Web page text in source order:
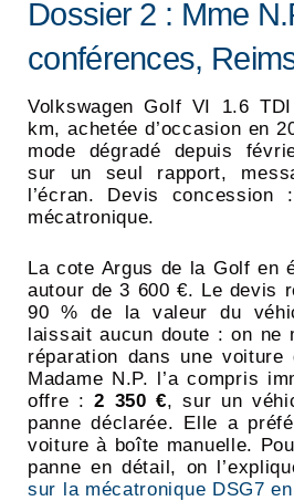
Dossier 2 : Mme
conférences,
Volkswagen Golf VI 1.6
km, achetée d’occasion en
mode dégradé depuis
sur un seul rapport,
l’écran. Devis
mécatronique.
La cote Argus de la Golf en
autour de 3 600 €. Le devis
90 % de la valeur du
laissait aucun doute : on ne
réparation dans une
Madame N.P. l’a compris
offre :2 350 €, sur un
panne déclarée. Elle a
voiture à boîte manuelle.
panne en détail, on
sur la mécatronique DSG7